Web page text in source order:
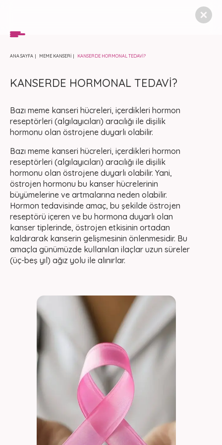
ANA SAYFA MEME KANSERİ KANSERDE HORMONAL TEDAVİ?
KANSERDE HORMONAL TEDAVİ?
Bazı meme kanseri hücreleri, içerdikleri hormon
reseptörleri (algılayıcıları) aracılığı ile dişilik
hormonu olan östrojene duyarlı olabilir.
Bazı meme kanseri hücreleri, içerdikleri hormon
reseptörleri (algılayıcıları) aracılığı ile dişilik
hormonu olan östrojene duyarlı olabilir. Yani,
östrojen hormonu bu kanser hücrelerinin
büyümelerine ve artmalarına neden olabilir.
Hormon tedavisinde amaç, bu şekilde östrojen
reseptörü içeren ve bu hormona duyarlı olan
kanser tiplerinde, östrojen etkisinin ortadan
kaldırarak kanserin gelişmesinin önlenmesidir. Bu
amaçla günümüzde kullanılan ilaçlar uzun süreler
(üç-beş yıl) ağız yolu ile alınırlar.